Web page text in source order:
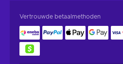
Vertrouwde betaalmethoden